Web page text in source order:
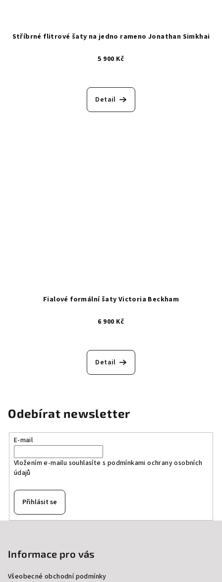
Stříbrné flitrové šaty na jedno rameno Jonathan Simkhai
5 900 Kč
Detail
Fialové formální šaty Victoria Beckham
6 900 Kč
Detail
Odebírat newsletter
E-mail
Vložením e-mailu souhlasíte s podmínkami ochrany osobních
údajů
Přihlásit se
Informace pro vás
Všeobecné obchodní podmínky